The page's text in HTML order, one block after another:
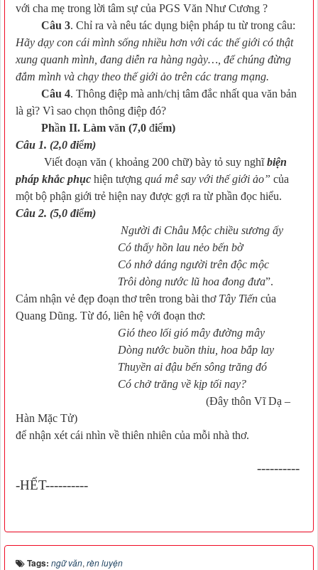
với cha mẹ trong lời tâm sự của PGS Văn Như Cương ?
Câu 3. Chỉ ra và nêu tác dụng biện pháp tu từ trong câu:
Hãy dạy con cái mình sống nhiều hơn với các thế giới có thật
xung quanh mình, đang diễn ra hàng ngày…, để chúng đừng
đắm mình và chạy theo thế giới ảo trên các trang mạng.
Câu 4. Thông điệp mà anh/chị tâm đắc nhất qua văn bản
là gì? Vì sao chọn thông điệp đó?
Phần II. Làm văn (7,0 điểm)
Câu 1. (2,0 điểm)
Viết đoạn văn ( khoảng 200 chữ) bày tỏ suy nghĩbiện
pháp khắc phục hiện tượng quá mê say với thế giới ảo” của
một bộ phận giới trẻ hiện nay được gợi ra từ phần đọc hiểu.
Câu 2. (5,0 điểm)
Người đi Châu Mộc chiều sương ấy
Có thấy hồn lau nẻo bến bờ
Có nhớ dáng người trên độc mộc
Trôi dòng nước lũ hoa đong đưa”.
Cảm nhận vẻ đẹp đoạn thơ trên trong bài thơ Tây Tiến của
Quang Dũng. Từ đó, liên hệ với đoạn thơ:
Gió theo lối gió mây đường mây
Dòng nước buồn thiu, hoa bắp lay
Thuyền ai đậu bến sông trăng đó
Có chở trăng về kịp tối nay?
(Đây thôn Vĩ Dạ –
Hàn Mặc Tử)
để nhận xét cái nhìn về thiên nhiên của mỗi nhà thơ.
----------
-HẾT----------
Tags: ngữ văn, rèn luyện